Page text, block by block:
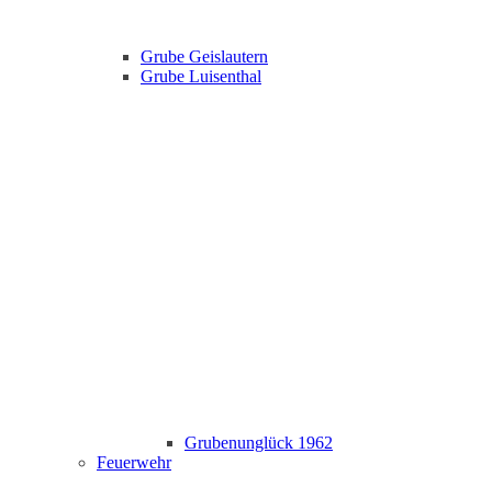
Grube Geislautern
Grube Luisenthal
Grubenunglück 1962
Feuerwehr